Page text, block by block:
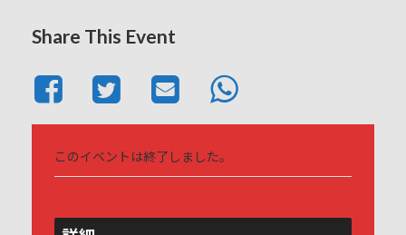
Share This Event
このイベントは終了しました。